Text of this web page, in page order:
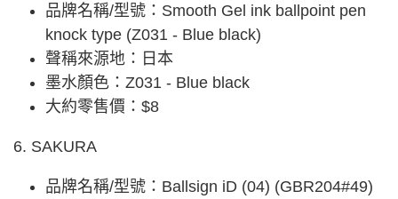
品牌名稱/型號：Smooth Gel ink ballpoint pen
knock type (Z031 - Blue black)
聲稱來源地：日本
墨水顏色：Z031 - Blue black
大約零售價：$8
6. SAKURA
品牌名稱/型號：Ballsign iD (04) (GBR204#49)